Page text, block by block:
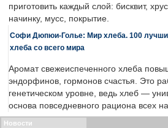
приготовить каждый слой: бисквит,
начинку, мусс, покрытие.
Софи Дюпюи-Голье: Мир хлеба. 100
хлеба со всего мира
Аромат свежеиспеченного хлеба
эндорфинов, гормонов счастья. Это
генетическом уровне, ведь хлеб —
основа повседневного рациона всех
Новости